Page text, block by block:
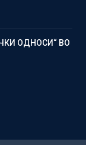
ОДНОСИ“ ВО